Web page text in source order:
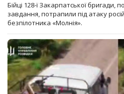
Бійці 128-ї Закарпатської бригади,
завдання, потрапили під атаку
безпілотника «Молнія».